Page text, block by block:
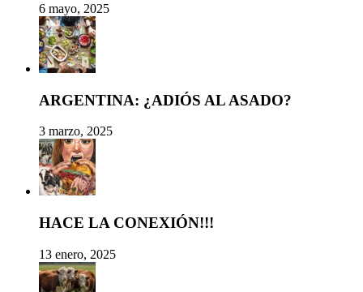
6 mayo, 2025
ARGENTINA: ¿ADIÓS AL ASADO?
3 marzo, 2025
HACE LA CONEXIÓN!!!
13 enero, 2025